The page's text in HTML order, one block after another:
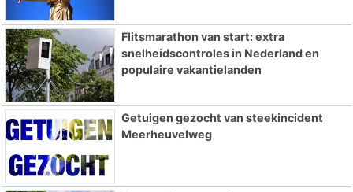
Flitsmarathon van start: extra
snelheidscontroles in Nederland en
populaire vakantielanden
Getuigen gezocht van steekincident
Meerheuvelweg